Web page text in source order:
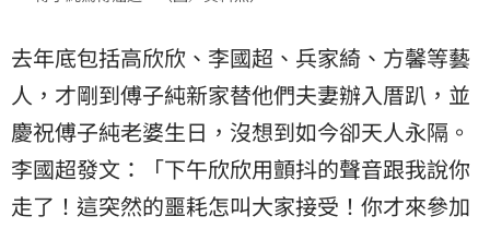
去年底包括高欣欣、李國超、兵家綺、方馨等藝
人，才剛到傅子純新家替他們夫妻辦入厝趴，並
慶祝傅子純老婆生日，沒想到如今卻天人永隔。
李國超發文：「下午欣欣用顫抖的聲音跟我說你
走了！這突然的噩耗怎叫大家接受！你才來參加